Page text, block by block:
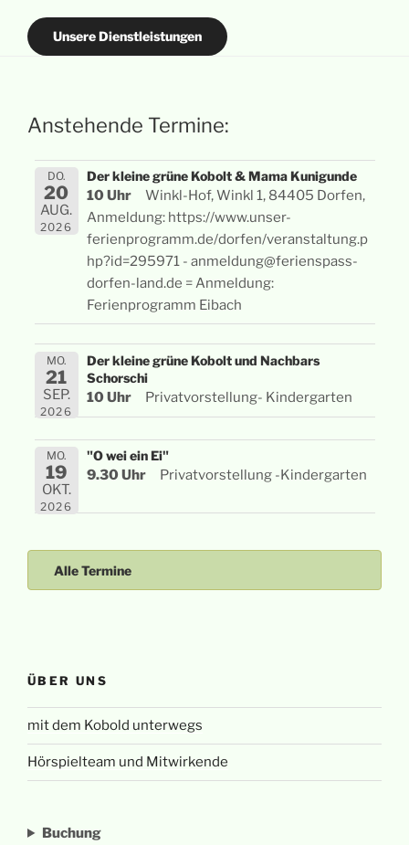
Unsere Dienstleistungen
Anstehende Termine:
DO.
20
AUG.
2026
Der kleine grüne Kobolt & Mama Kunigunde
10 Uhr
Winkl-Hof, Winkl 1, 84405 Dorfen,
Anmeldung: https://www.unser-
ferienprogramm.de/dorfen/veranstaltung.p
hp?id=295971 - anmeldung@ferienspass-
dorfen-land.de = Anmeldung:
Ferienprogramm Eibach
MO.
21
SEP.
2026
Der kleine grüne Kobolt und Nachbars
Schorschi
10 Uhr Privatvorstellung- Kindergarten
MO.
19
OKT.
2026
"O wei ein Ei"
9.30 Uhr Privatvorstellung -Kindergarten
Alle Termine
ÜBER UNS
mit dem Kobold unterwegs
Hörspielteam und Mitwirkende
Buchung